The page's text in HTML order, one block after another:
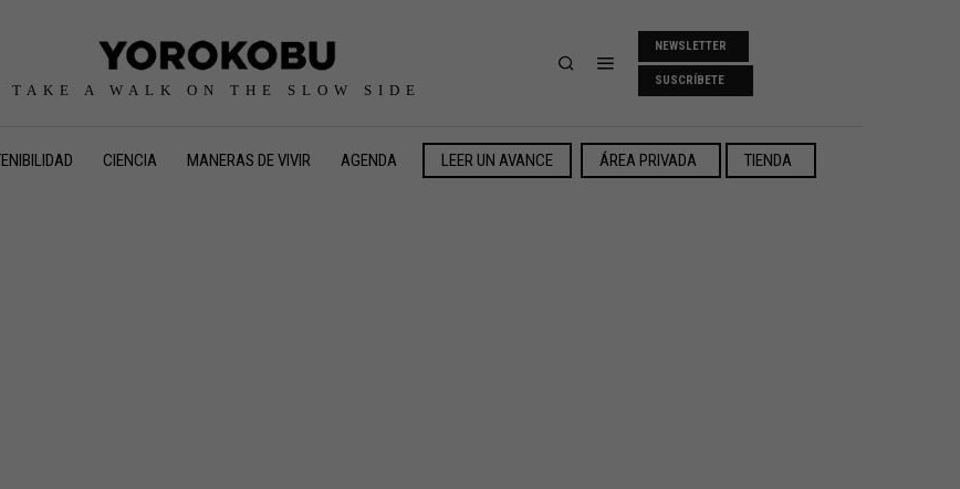
TAKE A WALK ON THE SLOW SIDE
NEWSLETTER
SUSCRÍBETE
CIENCIA MANERAS DE VIVIR AGENDA LEER UN AVANCE ÁREA PRIVADA TIENDA